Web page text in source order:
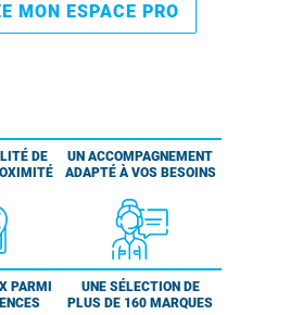
MON ESPACE PRO
DE
UN ACCOMPAGNEMENT
ADAPTÉ À VOS BESOINS
PARMI
UNE SÉLECTION DE
PLUS DE 160 MARQUES